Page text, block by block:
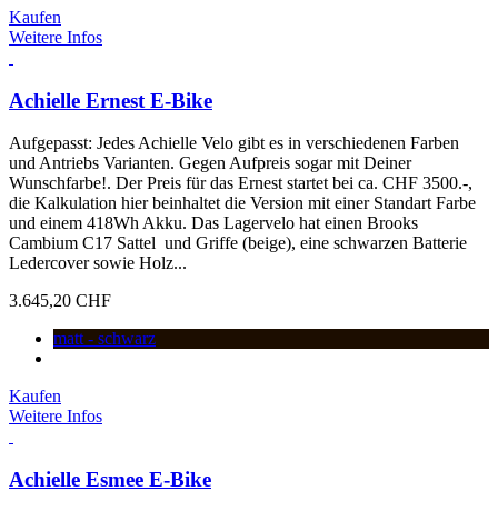
Kaufen
Weitere Infos
Achielle Ernest E-Bike
Aufgepasst: Jedes Achielle Velo gibt es in verschiedenen Farben
und Antriebs Varianten. Gegen Aufpreis sogar mit Deiner
Wunschfarbe!. Der Preis für das Ernest startet bei ca. CHF 3500.-,
die Kalkulation hier beinhaltet die Version mit einer Standart Farbe
und einem 418Wh Akku. Das Lagervelo hat einen Brooks
Cambium C17 Sattel und Griffe (beige), eine schwarzen Batterie
Ledercover sowie Holz...
3.645,20 CHF
matt - schwarz
Kaufen
Weitere Infos
Achielle Esmee E-Bike